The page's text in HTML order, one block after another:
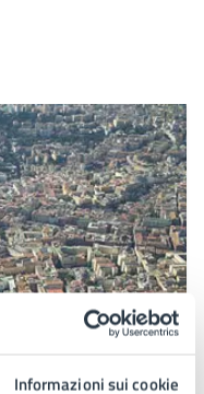
Informazioni sui cookie